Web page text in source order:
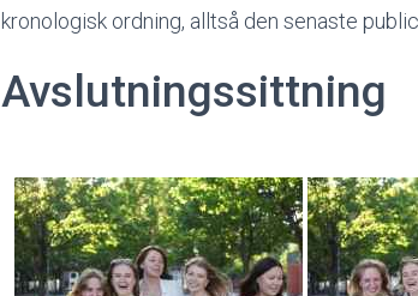
kronologisk ordning, alltså den senaste
Avslutningssittning